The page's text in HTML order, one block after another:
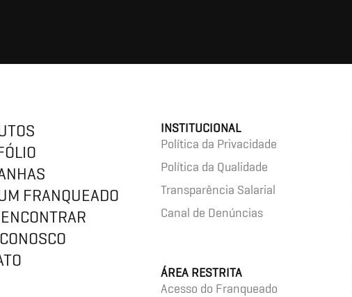
FRANQUEADO
INSTITUCIONAL
Política da Privacidade
Política da Qualidade
Transparência Salarial
Canal de Denúncias
ÁREA RESTRITA
Acesso do Franqueado